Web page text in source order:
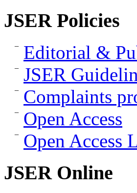
JSER Policies
Editorial &
JSER
Complaints
Open Access
Open Access
JSER Online